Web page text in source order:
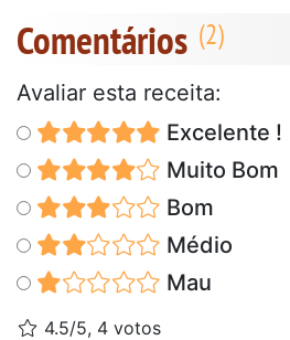
Comentários
Avaliar esta receita:
Excelente !
Muito Bom
Bom
Médio
Mau
4.5/5, 4 votos